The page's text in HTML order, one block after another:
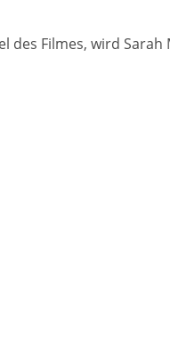
des Filmes, wird